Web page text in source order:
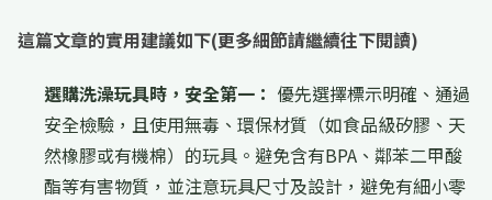
這篇文章的實用建議如下(更多細節請繼續往下閱讀)
選購洗澡玩具時，安全第一： 優先選擇標示明確、通過
安全檢驗，且使用無毒、環保材質（如食品級矽膠、天
然橡膠或有機棉）的玩具。避免含有BPA、鄰苯二甲酸
酯等有害物質，並注意玩具尺寸及設計，避免有細小零